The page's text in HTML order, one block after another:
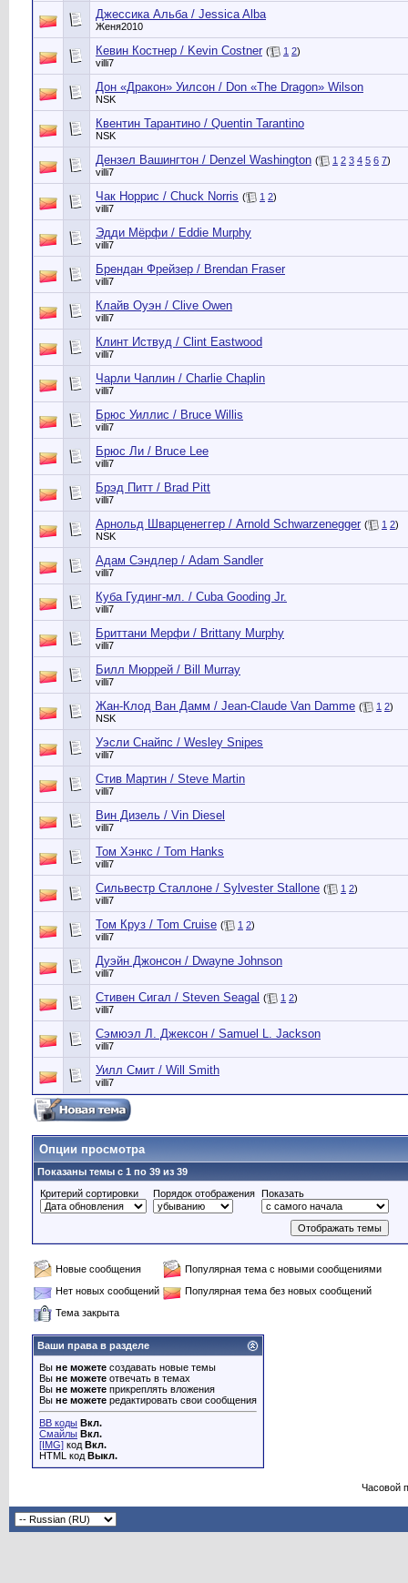
Джессика Альба / Jessica Alba
Женя2010
Кевин Костнер / Kevin Costner ( 1 2)
villi7
Дон «Дракон» Уилсон / Don «The Dragon» Wilson
NSK
Квентин Тарантино / Quentin Tarantino
NSK
Дензел Вашингтон / Denzel Washington ( 1 2 3 4 5 6 7)
villi7
Чак Норрис / Chuck Norris ( 1 2)
villi7
Эдди Мёрфи / Eddie Murphy
villi7
Брендан Фрейзер / Brendan Fraser
villi7
Клайв Оуэн / Clive Owen
villi7
Клинт Иствуд / Clint Eastwood
villi7
Чарли Чаплин / Charlie Chaplin
villi7
Брюс Уиллис / Bruce Willis
villi7
Брюс Ли / Bruce Lee
villi7
Брэд Питт / Brad Pitt
villi7
Арнольд Шварценеггер / Arnold Schwarzenegger ( 1 2)
NSK
Адам Сэндлер / Adam Sandler
villi7
Куба Гудинг-мл. / Cuba Gooding Jr.
villi7
Бриттани Мерфи / Brittany Murphy
villi7
Билл Мюррей / Bill Murray
villi7
Жан-Клод Ван Дамм / Jean-Claude Van Damme ( 1 2)
NSK
Уэсли Снайпс / Wesley Snipes
villi7
Стив Мартин / Steve Martin
villi7
Вин Дизель / Vin Diesel
villi7
Том Хэнкс / Tom Hanks
villi7
Сильвестр Сталлоне / Sylvester Stallone ( 1 2)
villi7
Том Круз / Tom Cruise ( 1 2)
villi7
Дуэйн Джонсон / Dwayne Johnson
villi7
Стивен Сигал / Steven Seagal ( 1 2)
villi7
Сэмюэл Л. Джексон / Samuel L. Jackson
villi7
Уилл Смит / Will Smith
villi7
Опции просмотра
Показаны темы с 1 по 39 из 39
Критерий сортировки
Порядок отображения Показать
Новые сообщения
Популярная тема с новыми сообщениями
Нет новых сообщений
Популярная тема без новых сообщений
Тема закрыта
Ваши права в разделе
Вы не можете создавать новые темы
Вы не можете отвечать в темах
Вы не можете прикреплять вложения
Вы не можете редактировать свои сообщения
BB коды Вкл.
Смайлы Вкл.
[IMG] код Вкл.
HTML код Выкл.
Часовой